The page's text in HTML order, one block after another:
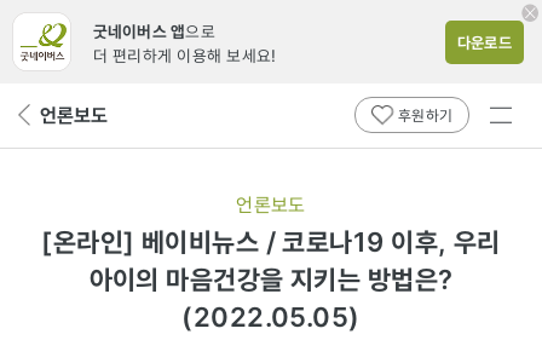
굿네이버스 앱으로
더 편리하게 이용해 보세요!
다운로드
뒤 언론보도 후원하기
전체
언론보도
[온라인] 베이비뉴스 / 코로나19 이후, 우리
아이의 마음건강을 지키는 방법은?
(2022.05.05)